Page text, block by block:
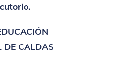
DE CALDAS